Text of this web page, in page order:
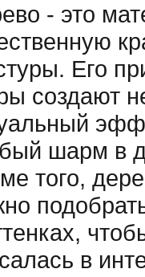
- это
Его
создают
шарм в
того,
в